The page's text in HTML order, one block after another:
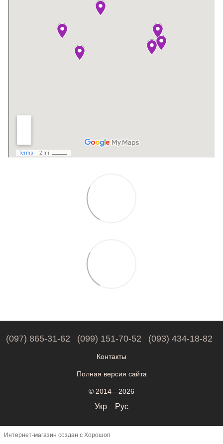
(097) 865-31-62 (099) 151-70-52 (093) 434-18-82
Контакты
Полная версия сайта
© 2014—2026
Укр Рус
Интернет-магазин создан с Хорошоп